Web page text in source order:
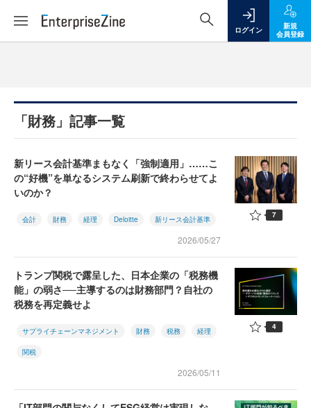
ログイン
新規
会員登録
「財務」記事一覧
新リース会計基準まもなく「強制適用」……こ
の“好機”を単なるシステム刷新で終わらせてよ
いのか？
会計 財務 経理 Deloitte 新リース会計基準
2026/05/27
7
トランプ関税で露呈した、日本企業の「税務機
能」の弱さ──主導するのは財務部門？自社の
税務を再定義せよ
サプライチェーンマネジメント 財務 税務 経理
関税
2026/05/11
4